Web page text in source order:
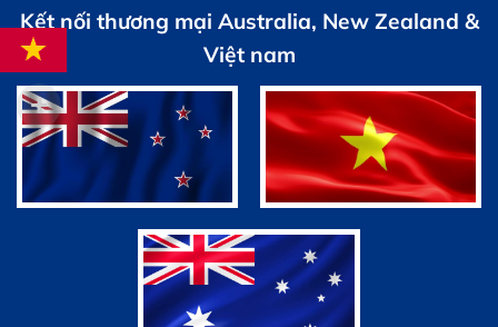
Kết nối thương mại Australia, New Zealand &
Việt nam